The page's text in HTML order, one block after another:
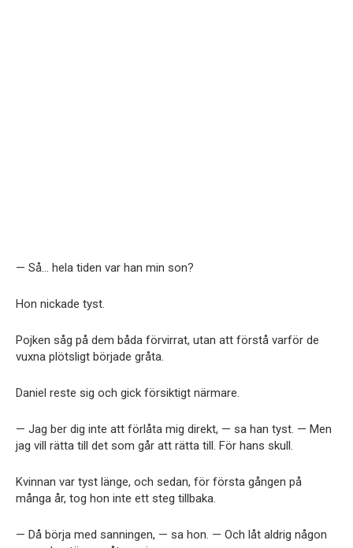
— Så… hela tiden var han min son?
Hon nickade tyst.
Pojken såg på dem båda förvirrat, utan att förstå varför de
vuxna plötsligt började gråta.
Daniel reste sig och gick försiktigt närmare.
— Jag ber dig inte att förlåta mig direkt, — sa han tyst. — Men
jag vill rätta till det som går att rätta till. För hans skull.
Kvinnan var tyst länge, och sedan, för första gången på
många år, tog hon inte ett steg tillbaka.
— Då börja med sanningen, — sa hon. — Och låt aldrig någon